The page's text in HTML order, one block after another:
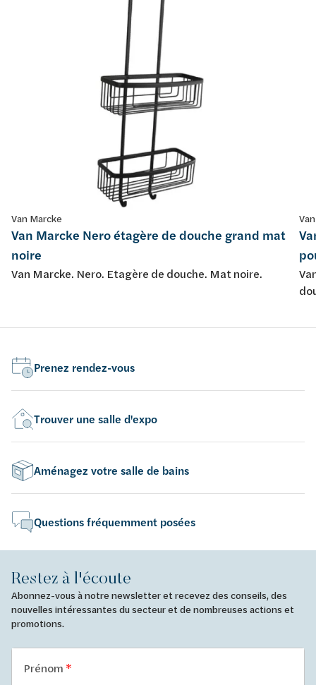
Van Marcke
Van Marcke Nero étagère de douche grand mat
noire
Van Marcke. Nero. Etagère de douche. Mat noire.
Prenez rendez-vous
Trouver une salle d'expo
Aménagez votre salle de bains
Questions fréquemment posées
Restez à l'écoute
Abonnez-vous à notre newsletter et recevez des conseils, des
nouvelles intéressantes du secteur et de nombreuses actions et
promotions.
Prénom